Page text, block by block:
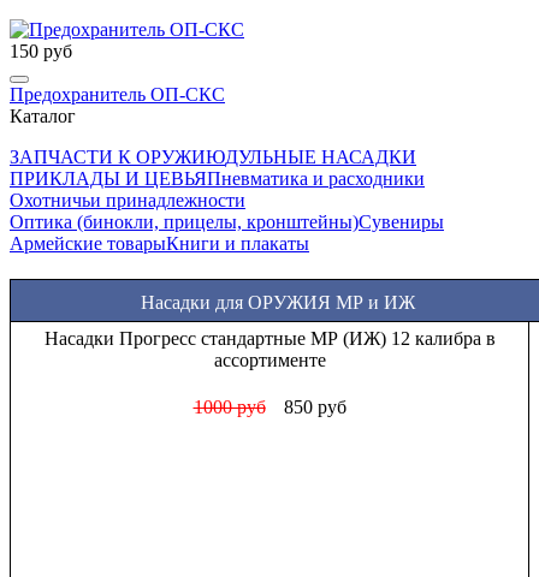
150 руб
Предохранитель ОП-СКС
Каталог
ЗАПЧАСТИ К ОРУЖИЮДУЛЬНЫЕ НАСАДКИ
ПРИКЛАДЫ И ЦЕВЬЯПневматика и расходники
Охотничьи принадлежности
Оптика (бинокли, прицелы, кронштейны)Сувениры
Армейские товарыКниги и плакаты
Насадки для ОРУЖИЯ МР и ИЖ
Насадки Прогресс стандартные МР (ИЖ) 12 калибра в
ассортименте
1000 руб 850 руб